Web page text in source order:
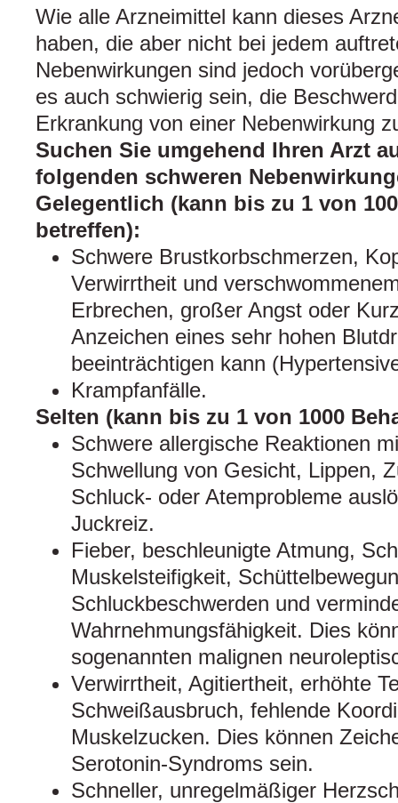
Wie alle Arzneimittel kann dieses
haben, die aber nicht bei jedem
Nebenwirkungen sind jedoch
es auch schwierig sein, die
Erkrankung von einer Nebenwirkung
Suchen Sie umgehend Ihren Arzt
folgenden schweren
Gelegentlich (kann bis zu 1 von
betreffen):
Schwere Brustkorbschmerzen,
Verwirrtheit und
Erbrechen, großer Angst oder
Anzeichen eines sehr hohen
beeinträchtigen kann
Krampfanfälle.
Selten (kann bis zu 1 von 1000
Schwere allergische Reaktionen
Schwellung von Gesicht, Lippen,
Schluck- oder Atemprobleme
Juckreiz.
Fieber, beschleunigte Atmung,
Muskelsteifigkeit,
Schluckbeschwerden und
Wahrnehmungsfähigkeit. Dies
sogenannten malignen
Verwirrtheit, Agitiertheit, erhöhte
Schweißausbruch, fehlende
Muskelzucken. Dies können
Serotonin-Syndroms sein.
Schneller, unregelmäßiger